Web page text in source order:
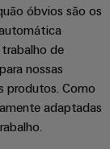
óbvios são os
trabalho de
nossas
produtos. Como
adaptadas